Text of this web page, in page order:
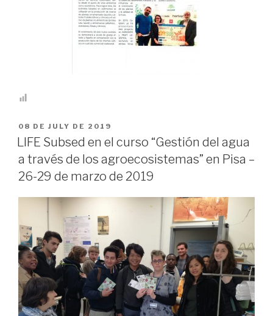
PUBLICADO
EN
08 DE JULY DE 2019
LIFE Subsed en el curso “Gestión del agua
a través de los agroecosistemas” en Pisa –
26-29 de marzo de 2019